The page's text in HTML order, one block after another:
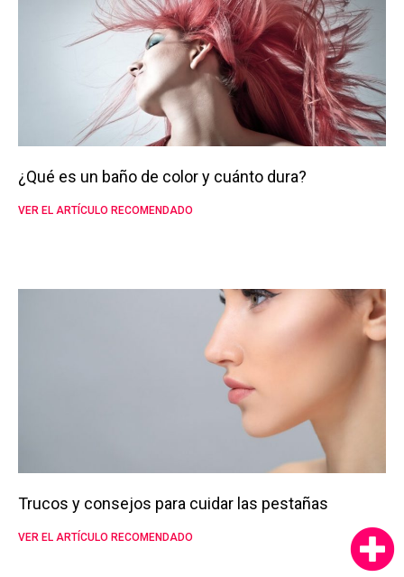
¿Qué es un baño de color y cuánto dura?
VER EL ARTÍCULO RECOMENDADO
Trucos y consejos para cuidar las pestañas
VER EL ARTÍCULO RECOMENDADO